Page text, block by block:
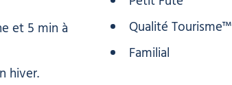
et 5 min à
hiver.
Qualité Tourisme™
Familial